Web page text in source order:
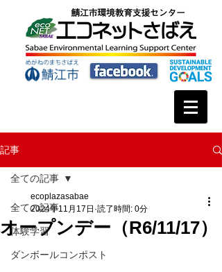
記事
全ての記事
体験学習
ダンボールコンポスト
全ての記事
オープンデー（R6/11/17）
ecoplazasabae
2024年11月17日 読了時間: 0分